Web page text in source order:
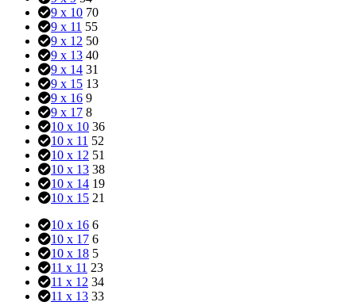
9 x 10 70
9 x 11 55
9 x 12 50
9 x 13 40
9 x 14 31
9 x 15 13
9 x 16 9
9 x 17 8
10 x 10 36
10 x 11 52
10 x 12 51
10 x 13 38
10 x 14 19
10 x 15 21
10 x 16 6
10 x 17 6
10 x 18 5
11 x 11 23
11 x 12 34
11 x 13 33